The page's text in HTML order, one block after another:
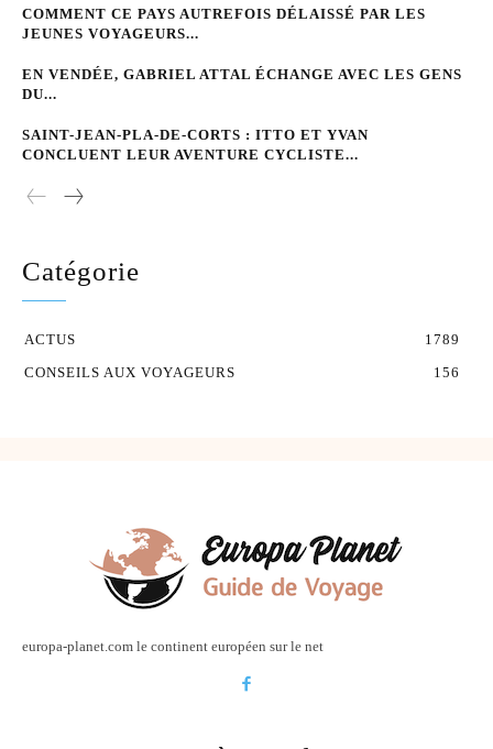
COMMENT CE PAYS AUTREFOIS DÉLAISSÉ PAR LES
JEUNES VOYAGEURS...
EN VENDÉE, GABRIEL ATTAL ÉCHANGE AVEC LES GENS
DU...
SAINT-JEAN-PLA-DE-CORTS : ITTO ET YVAN
CONCLUENT LEUR AVENTURE CYCLISTE...
Catégorie
ACTUS
1789
CONSEILS AUX VOYAGEURS
156
europa-planet.com le continent européen sur le net